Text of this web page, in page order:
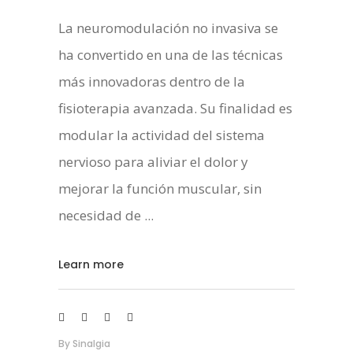
La neuromodulación no invasiva se
ha convertido en una de las técnicas
más innovadoras dentro de la
fisioterapia avanzada. Su finalidad es
modular la actividad del sistema
nervioso para aliviar el dolor y
mejorar la función muscular, sin
necesidad de
Learn more
By Sinalgia